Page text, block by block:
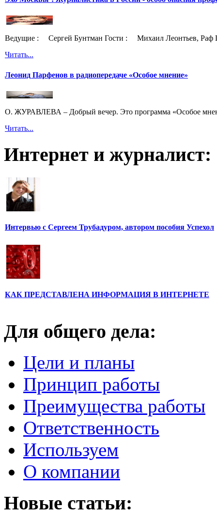
Ведущие : Сергей Бунтман Гости : Михаил Леонтьев, Раф
Читать...
Леонид Парфенов в радиопередаче «Особое мнение»
О. ЖУРАВЛЕВА – Добрый вечер. Это программа «Особое
Читать...
Интернет и журналист:
Интервью с Сергеем Трубадуром, автором пособия Успехол
КАК ПРЕДСТАВЛЕНА ИНФОРМАЦИЯ В ИНТЕРНЕТЕ
Для общего дела:
Цели и планы
Принцип работы
Преимущества работы
Ответственность
Используем
О компании
Новые статьи: